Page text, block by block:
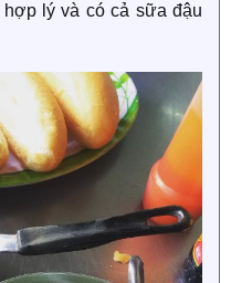
lý và có cả sữa đậu